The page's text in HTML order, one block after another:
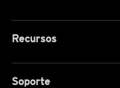
Recursos
Soporte